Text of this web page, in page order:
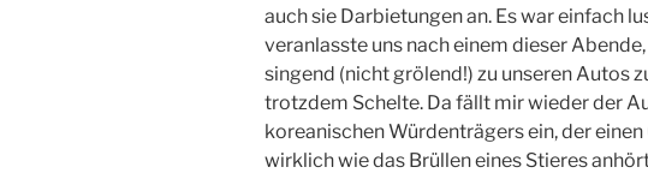
auch sie Darbietungen an. Es war einfach
veranlasste uns nach einem dieser
singend (nicht grölend!) zu unseren Autos
trotzdem Schelte. Da fällt mir wieder der
koreanischen Würdenträgers ein, der
wirklich wie das Brüllen eines Stieres